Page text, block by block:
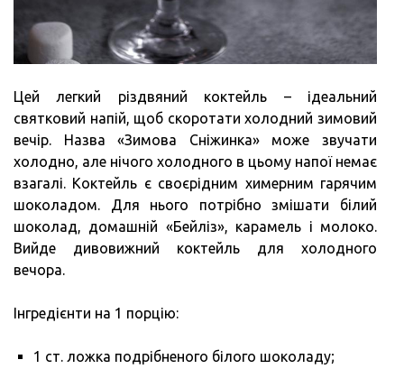
Цей легкий різдвяний коктейль – ідеальний
святковий напій, щоб скоротати холодний зимовий
вечір. Назва «Зимова Сніжинка» може звучати
холодно, але нічого холодного в цьому напої немає
взагалі. Коктейль є своєрідним химерним гарячим
шоколадом. Для нього потрібно змішати білий
шоколад, домашній «Бейліз», карамель і молоко.
Вийде дивовижний коктейль для холодного
вечора.
Інгредієнти на 1 порцію:
1 ст. ложка подрібненого білого шоколаду;